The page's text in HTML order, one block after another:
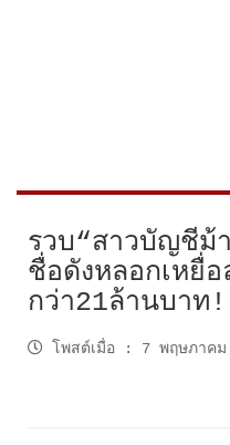
รวบ“สาวบัญชีม้
ชื่อดังหลอกเหยื่
กว่า21ล้านบาท!
โพสต์เมื่อ : 7 พฤษภาค